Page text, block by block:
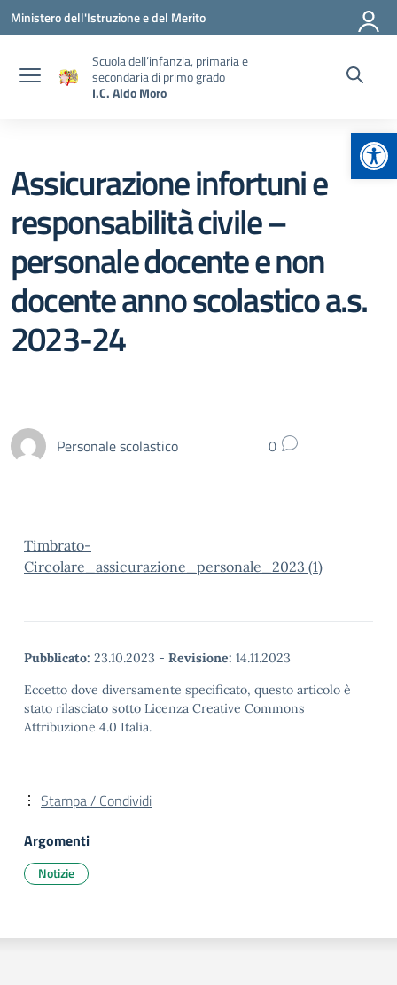
Vai ai contenuti
Vai al menu di navigazione
Vai al footer
Ministero dell'Istruzione e del Merito
Scuola dell’infanzia, primaria e
secondaria di primo grado
I.C. Aldo Moro
Assicurazione infortuni e
responsabilità civile –
personale docente e non
docente anno scolastico a.s.
2023-24
Personale scolastico 0
Timbrato-
Circolare_assicurazione_personale_2023 (1)
Pubblicato: 23.10.2023 - Revisione: 14.11.2023
Eccetto dove diversamente specificato, questo articolo è
stato rilasciato sotto Licenza Creative Commons
Attribuzione 4.0 Italia.
Stampa / Condividi
Argomenti
Notizie